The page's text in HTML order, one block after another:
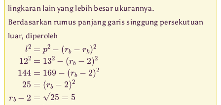
lingkaran lain yang lebih besar ukurannya.
Berdasarkan rumus panjang garis singgung persekutuan
luar, diperoleh
=p2 −( rb−r k) 2122=132
b−2)2144= 169−
b−2)225=
b−2)2r b−2=25= 5r b=7